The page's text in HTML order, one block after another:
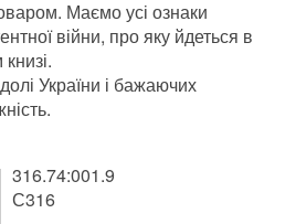
Маємо усі ознаки
війни, про яку йдеться в
України і бажаючих
316.74:001.9
С316